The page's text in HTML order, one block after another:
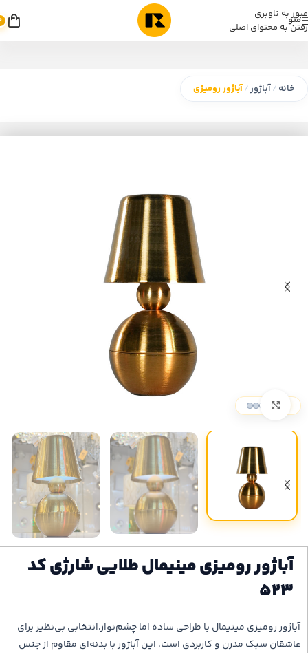
عبور به ناوبری
رفتن به محتوای اصلی
منو
خانه /آباژور/آباژور رومیزی
بزرگنمایی تصویر
آباژور رومیزی مینیمال طلایی شارژی کد
۵۲۳
آباژور رومیزی مینیمال با طراحی ساده اما چشم‌نواز،انتخابی بی‌نظیر برای
عاشقان سبک مدرن و کاربردی است. این آباژور با بدنه‌ای مقاوم از جنس